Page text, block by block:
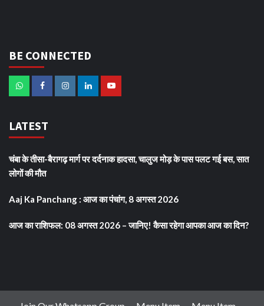
BE CONNECTED
LATEST
चंबा के तीसा-बैरागढ़ मार्ग पर दर्दनाक हादसा, चालुज मोड़ के पास पलट गई बस, सात
लोगों की मौत
Aaj Ka Panchang : आज का पंचांग, 8 अगस्त 2026
आज का राशिफल: 08 अगस्त 2026 – जानिए! कैसा रहेगा आपका आज का दिन?